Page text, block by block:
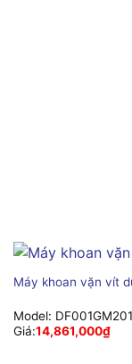
Máy khoan vặn vít
Model: DF001GM201
Giá:14,861,000₫